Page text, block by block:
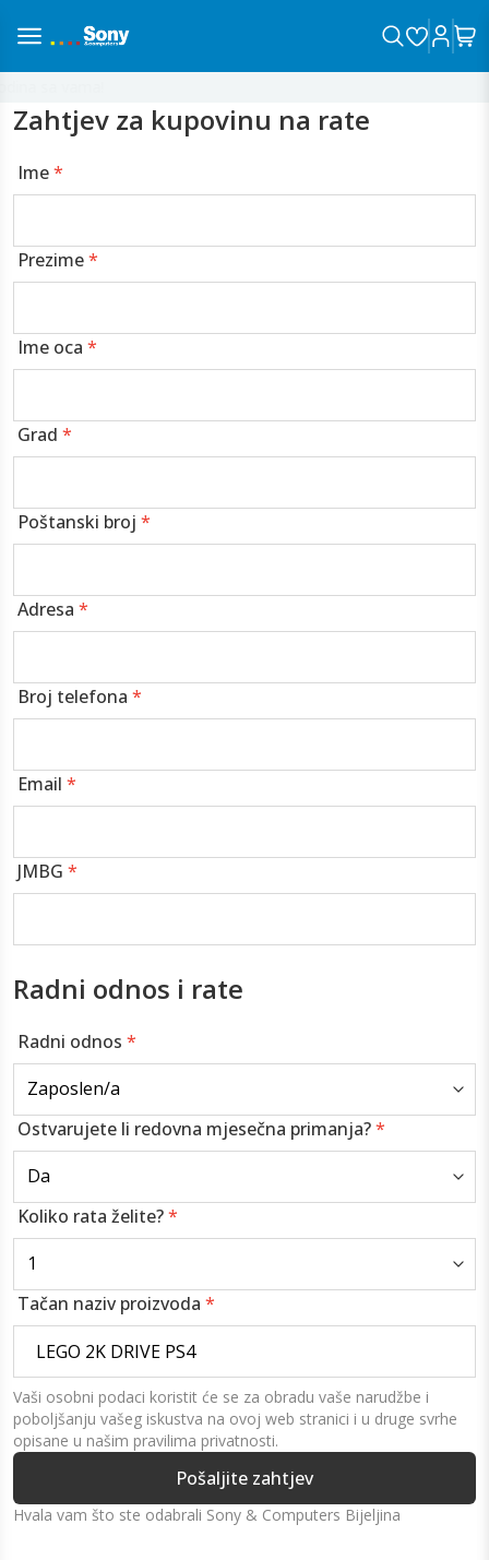
Zahtjev za kupovinu na rate
Ime*
Prezime*
Ime oca *
Grad *
Poštanski broj *
Adresa *
Broj telefona *
Email *
JMBG *
Radni odnos i rate
Radni odnos *
Ostvarujete li redovna mjesečna primanja?*
Koliko rata želite?*
Tačan naziv proizvoda *
Vaši osobni podaci koristit će se za obradu vaše narudžbe i
poboljšanju vašeg iskustva na ovoj web stranici i u druge svrhe
opisane u našim pravilima privatnosti.
Pošaljite zahtjev
Hvala vam što ste odabrali Sony & Computers Bijeljina